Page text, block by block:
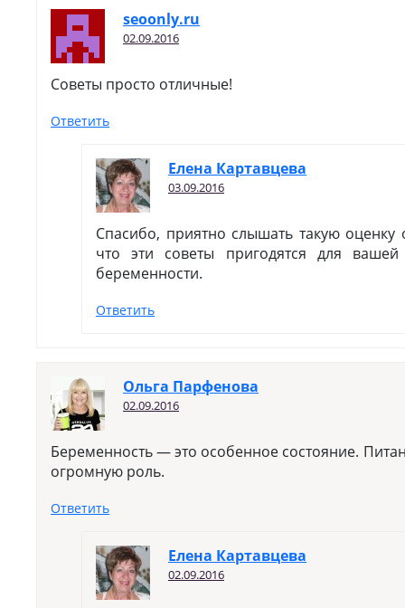
seoonly.ru
02.09.2016
Советы просто отличные!
Ответить
Елена Картавцева
03.09.2016
Спасибо, приятно слышать такую
что эти советы пригодятся для
беременности.
Ответить
Ольга Парфенова
02.09.2016
Беременность — это особенное состояние.
огромную роль.
Ответить
Елена Картавцева
02.09.2016